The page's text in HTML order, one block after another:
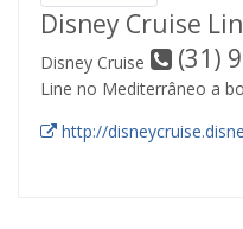
Disney Cruise
(31)
Disney Cruise
Line no Mediterrâneo a
http://